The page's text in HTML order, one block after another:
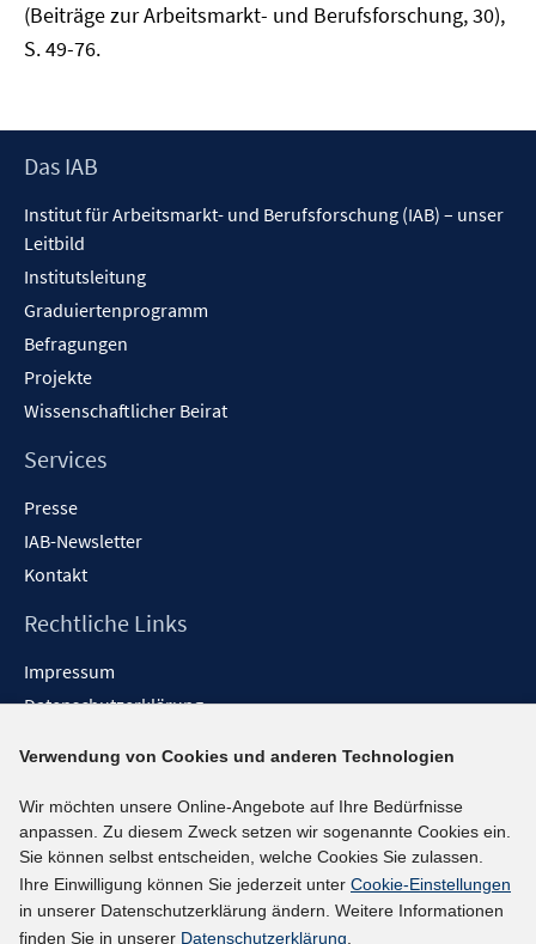
(Beiträge zur Arbeitsmarkt- und Berufsforschung, 30),
S. 49-76.
Footer
Das IAB
Institut für Arbeitsmarkt- und Berufsforschung (IAB) – unser
Leitbild
Institutsleitung
Graduiertenprogramm
Befragungen
Projekte
Wissenschaftlicher Beirat
Services
Presse
IAB-Newsletter
Kontakt
Rechtliche Links
Impressum
Datenschutzerklärung
Barrieren melden
Social-Media-Kanäle
BlueSky
YouTube
LinkedIn
Verwendung von Cookies und anderen Technologien
Wir möchten unsere Online-Angebote auf Ihre Bedürfnisse
anpassen. Zu diesem Zweck setzen wir sogenannte Cookies ein.
Sie können selbst entscheiden, welche Cookies Sie zulassen.
Ihre Einwilligung können Sie jederzeit unter Cookie-Einstellungen
in unserer Datenschutzerklärung ändern. Weitere Informationen
finden Sie in unserer Datenschutzerklärung.